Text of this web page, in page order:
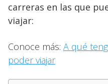
carreras en las que
viajar:
Conoce más: A qué
poder viajar